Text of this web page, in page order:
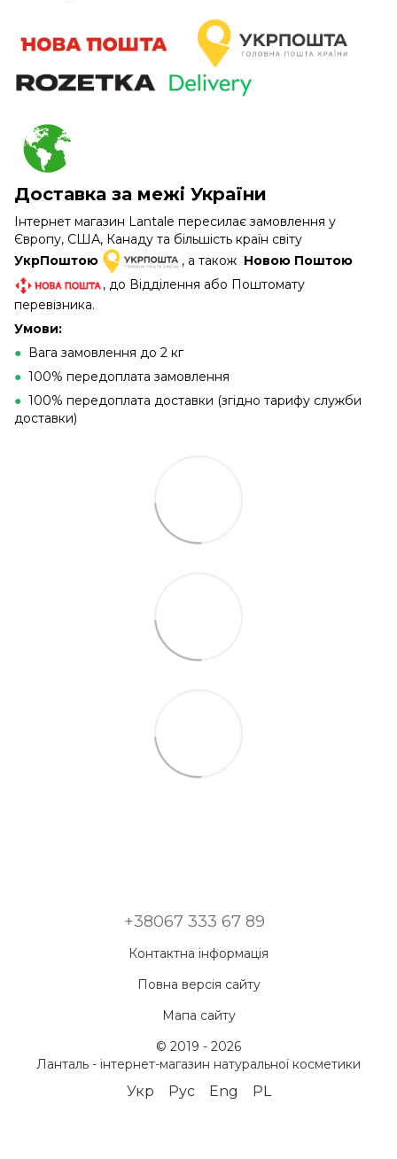
Доставка за межі України
Інтернет магазин Lantale пересилає замовлення у
Європу, США, Канаду та більшість країн світу
УкрПоштою
, а також Новою Поштою
, до Відділення або Поштомату
перевізника.
Умови:
● Вага замовлення до 2 кг
● 100% передоплата замовлення
● 100% передоплата доставки (згідно тарифу служби
доставки)
+38067 333 67 89
Контактна інформація
Повна версія сайту
Мапа сайту
© 2019 - 2026
Ланталь - інтернет-магазин натуральної косметики
Укр Рус Eng PL